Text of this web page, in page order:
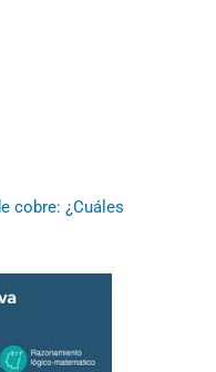
cobre: ¿Cuáles